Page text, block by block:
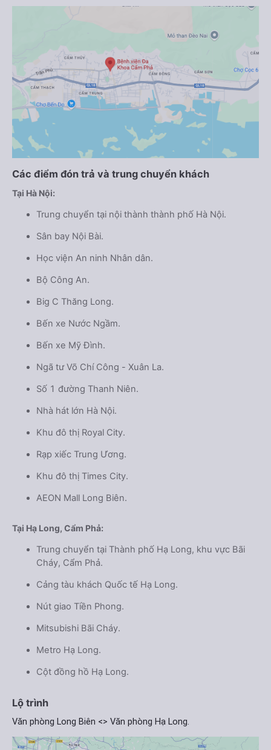
Các điểm đón trả và trung chuyển khách
Tại Hà Nội:
Trung chuyển tại nội thành thành phố Hà Nội.
Sân bay Nội Bài.
Học viện An ninh Nhân dân.
Bộ Công An.
Big C Thăng Long.
Bến xe Nước Ngầm.
Bến xe Mỹ Đình.
Ngã tư Võ Chí Công - Xuân La.
Số 1 đường Thanh Niên.
Nhà hát lớn Hà Nội.
Khu đô thị Royal City.
Rạp xiếc Trung Ương.
Khu đô thị Times City.
AEON Mall Long Biên.
Tại Hạ Long, Cẩm Phả:
Trung chuyển tại Thành phố Hạ Long, khu vực Bãi
Cháy, Cẩm Phả.
Cảng tàu khách Quốc tế Hạ Long.
Nút giao Tiền Phong.
Mitsubishi Bãi Cháy.
Metro Hạ Long.
Cột đồng hồ Hạ Long.
Lộ trình
Văn phòng Long Biên <> Văn phòng Hạ Long.